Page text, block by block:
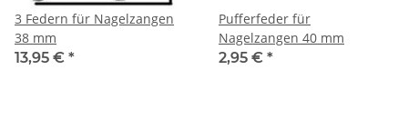
3 Federn für Nagelzangen
38 mm
13,95 € *
Pufferfeder für
Nagelzangen 40 mm
2,95 € *